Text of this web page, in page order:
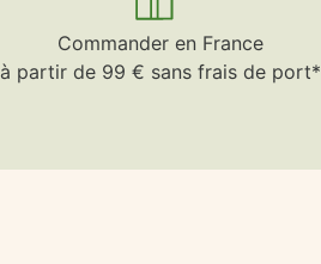
Commander en France
à partir de 99 € sans frais de port*